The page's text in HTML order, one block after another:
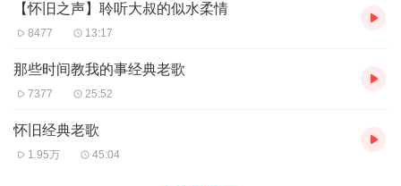
【怀旧之声】聆听大叔的似水柔情
8477 13:17
那些时间教我的事经典老歌
7377 25:52
怀旧经典老歌
1.95万 45:04